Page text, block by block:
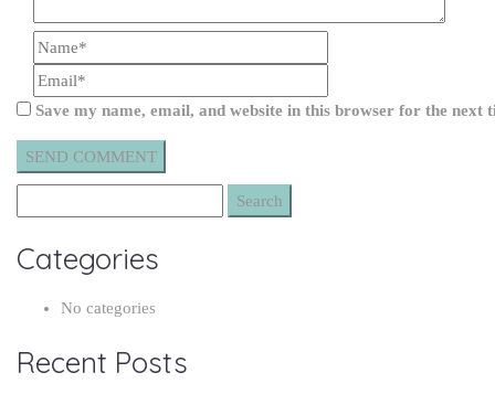
Save my name, email, and website in this browser for the next
Categories
No categories
Recent Posts